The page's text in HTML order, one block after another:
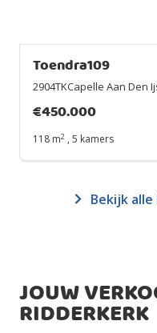
Toendra109
2904TKCapelle Aan Den
€450.000
118 m2 , 5 kamers
Bekijk
JOUW
RIDDERKERK